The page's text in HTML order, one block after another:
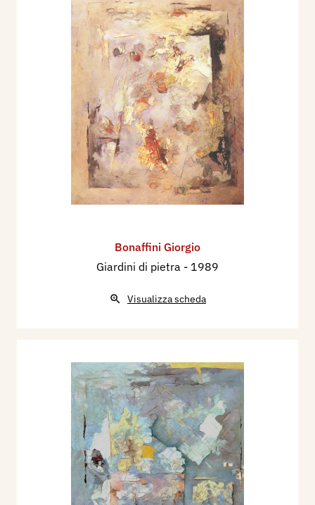
Bonaffini Giorgio
Giardini di pietra - 1989
Visualizza scheda